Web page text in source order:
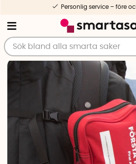
Personlig service – före